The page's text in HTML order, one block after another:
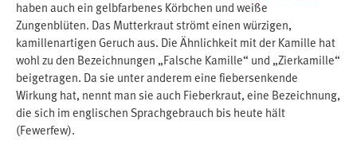
haben auch ein gelbfarbenes Körbchen und weiße
Zungenblüten. Das Mutterkraut strömt einen würzigen,
kamillenartigen Geruch aus. Die Ähnlichkeit mit der Kamille hat
wohl zu den Bezeichnungen „Falsche Kamille“ und „Zierkamille“
beigetragen. Da sie unter anderem eine fiebersenkende
Wirkung hat, nennt man sie auch Fieberkraut, eine Bezeichnung,
die sich im englischen Sprachgebrauch bis heute hält
(Fewerfew).